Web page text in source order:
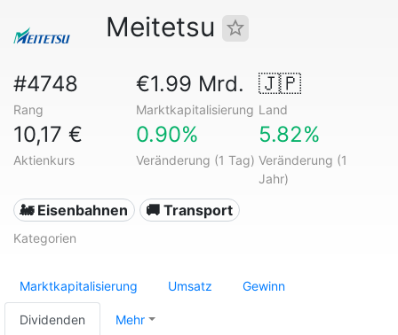
Meitetsu
#4748
Rang
€1.99 Mrd.
Marktkapitalisierung
🇯🇵
Land
10,17 €
Aktienkurs
0.90%
Veränderung (1 Tag)
5.82%
Veränderung (1
Jahr)
🚂 Eisenbahnen 🚚 Transport
Kategorien
Marktkapitalisierung Umsatz Gewinn
Dividenden Mehr